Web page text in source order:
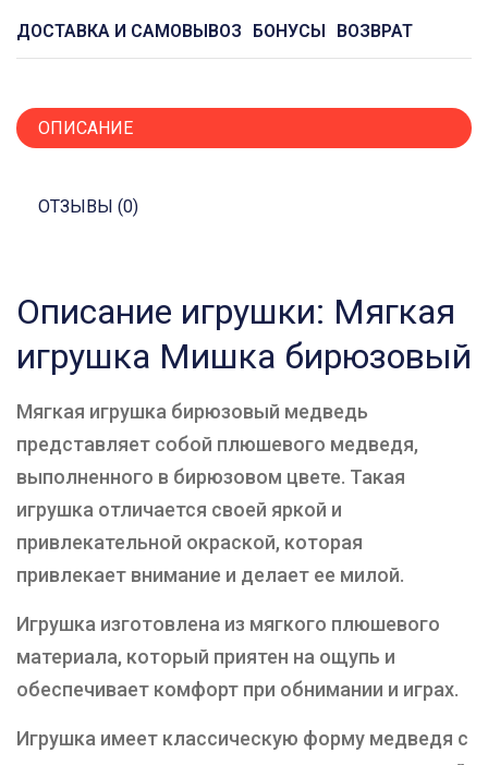
ДОСТАВКА И САМОВЫВОЗ БОНУСЫ ВОЗВРАТ
ОПИСАНИЕ
ОТЗЫВЫ (0)
Описание игрушки: Мягкая
игрушка Мишка бирюзовый
Мягкая игрушка бирюзовый медведь
представляет собой плюшевого медведя,
выполненного в бирюзовом цвете. Такая
игрушка отличается своей яркой и
привлекательной окраской, которая
привлекает внимание и делает ее милой.
Игрушка изготовлена из мягкого плюшевого
материала, который приятен на ощупь и
обеспечивает комфорт при обнимании и играх.
Игрушка имеет классическую форму медведя с